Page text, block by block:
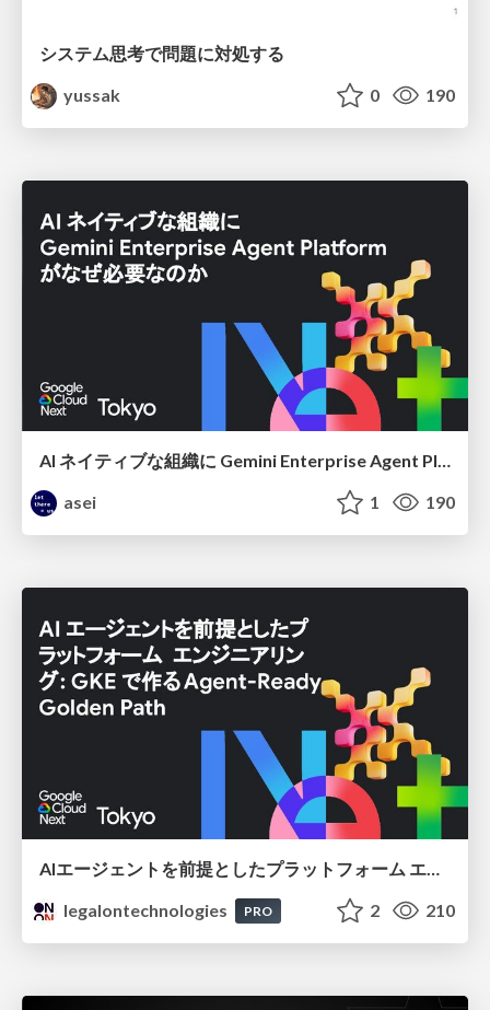
システム思考で問題に対処する
yussak
0 190
AI ネイティブな組織に Gemini Enterprise Agent Platform がなぜ必要なのか
asei
1 190
legalontechnologies
PRO 2 210